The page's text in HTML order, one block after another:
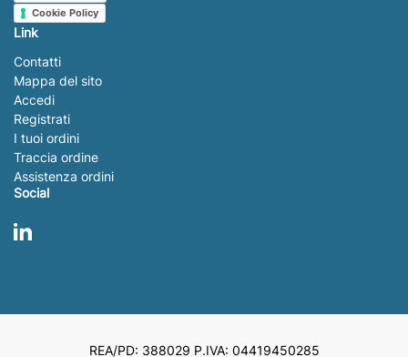
Cookie Policy
Link
Contatti
Mappa del sito
Accedi
Registrati
I tuoi ordini
Traccia ordine
Assistenza ordini
Social
LinkedIn
REA/PD: 388029 P.IVA: 04419450285